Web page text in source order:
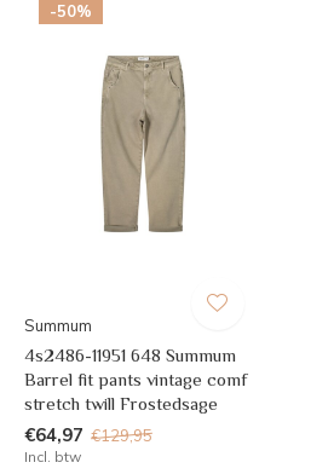
-50%
Summum
4s2486-11951 648 Summum
Barrel fit pants vintage comf
stretch twill Frostedsage
€64,97 €129,95
Incl. btw